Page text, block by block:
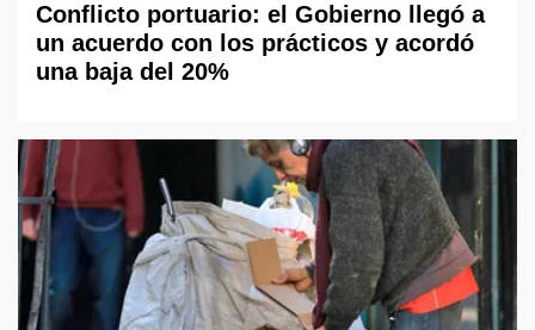
Conflicto portuario: el Gobierno llegó a
un acuerdo con los prácticos y acordó
una baja del 20%